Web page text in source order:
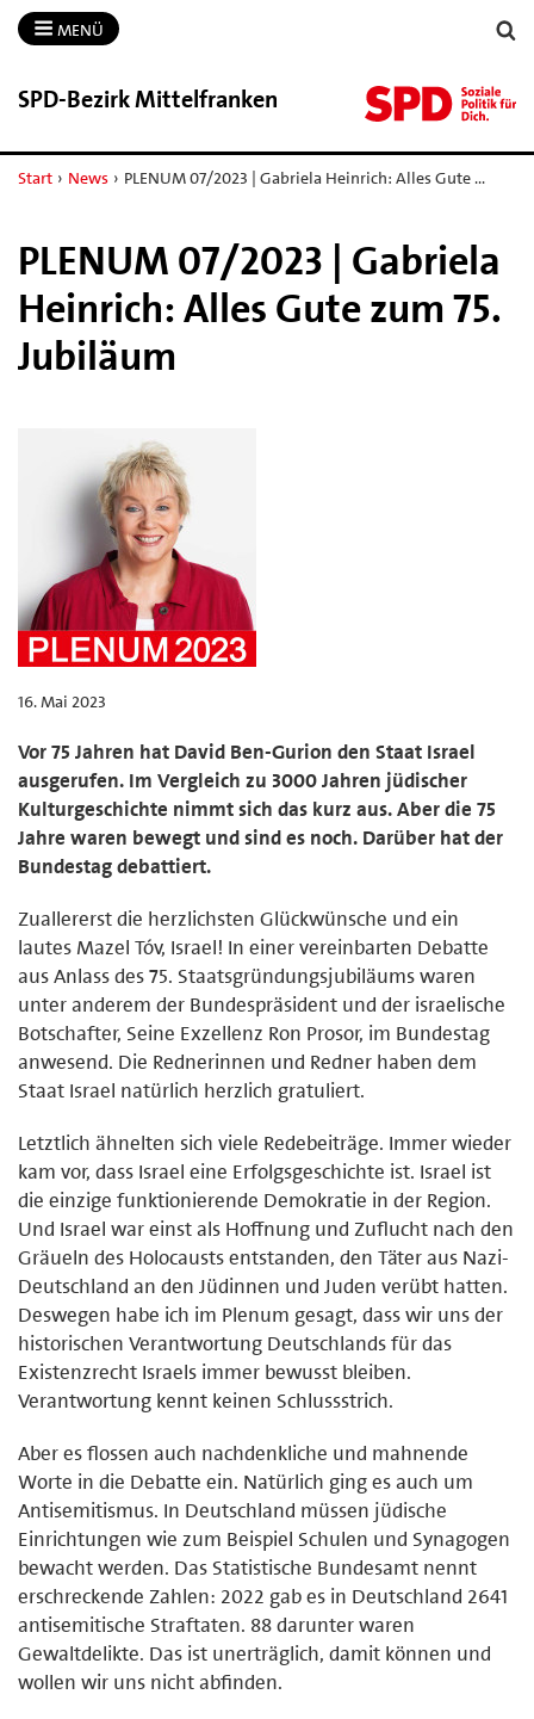
MENÜ
SPD-​Bezirk Mittelfranken
Start › News › PLENUM 07/2023 | Gabriela Heinrich: Alles Gute …
PLENUM 07/2023 | Gabriela
Heinrich: Alles Gute zum 75.
Jubiläum
16. Mai 2023
Vor 75 Jahren hat David Ben-Gurion den Staat Israel
ausgerufen. Im Vergleich zu 3000 Jahren jüdischer
Kulturgeschichte nimmt sich das kurz aus. Aber die 75
Jahre waren bewegt und sind es noch. Darüber hat der
Bundestag debattiert.
Zuallererst die herzlichsten Glückwünsche und ein
lautes Mazel Tóv, Israel! In einer vereinbarten Debatte
aus Anlass des 75. Staatsgründungsjubiläums waren
unter anderem der Bundespräsident und der israelische
Botschafter, Seine Exzellenz Ron Prosor, im Bundestag
anwesend. Die Rednerinnen und Redner haben dem
Staat Israel natürlich herzlich gratuliert.
Letztlich ähnelten sich viele Redebeiträge. Immer wieder
kam vor, dass Israel eine Erfolgsgeschichte ist. Israel ist
die einzige funktionierende Demokratie in der Region.
Und Israel war einst als Hoffnung und Zuflucht nach den
Gräueln des Holocausts entstanden, den Täter aus Nazi-
Deutschland an den Jüdinnen und Juden verübt hatten.
Deswegen habe ich im Plenum gesagt, dass wir uns der
historischen Verantwortung Deutschlands für das
Existenzrecht Israels immer bewusst bleiben.
Verantwortung kennt keinen Schlussstrich.
Aber es flossen auch nachdenkliche und mahnende
Worte in die Debatte ein. Natürlich ging es auch um
Antisemitismus. In Deutschland müssen jüdische
Einrichtungen wie zum Beispiel Schulen und Synagogen
bewacht werden. Das Statistische Bundesamt nennt
erschreckende Zahlen: 2022 gab es in Deutschland 2641
antisemitische Straftaten. 88 darunter waren
Gewaltdelikte. Das ist unerträglich, damit können und
wollen wir uns nicht abfinden.